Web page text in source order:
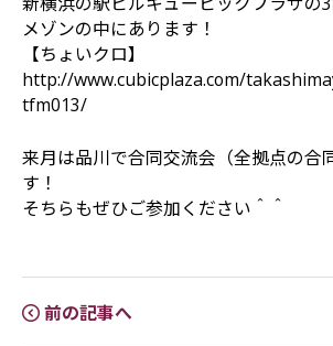
メゾンの中にあります！
【ちょいクロ】
http://www.cubicplaza.com/
tfm013/
来月は品川で合同交流会（全拠点の合
す！
そちらもぜひご参加ください＾＾
前の記事へ